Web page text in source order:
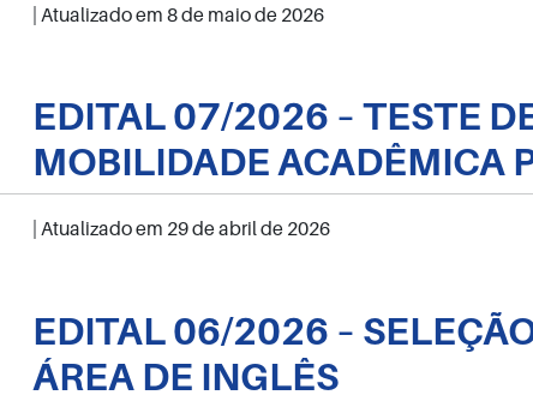
| Atualizado em 8 de maio de 2026
EDITAL 07/2026 – TESTE
MOBILIDADE ACADÊMICA
| Atualizado em 29 de abril de 2026
EDITAL 06/2026 –
ÁREA DE INGLÊS